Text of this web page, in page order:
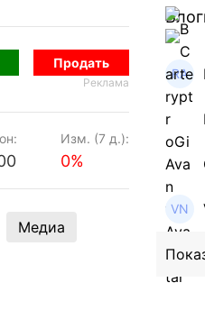
Продать
Реклама
Изм. (7 д.):
0%
Медиа